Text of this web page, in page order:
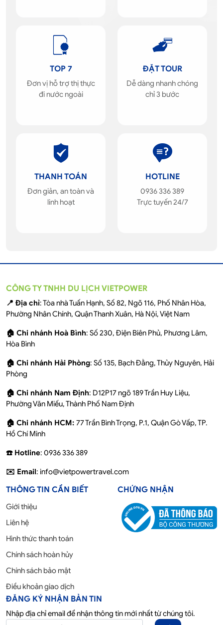
TOP 7
Đơn vị hỗ trợ thị thực
đi nước ngoài
ĐẶT TOUR
Dễ dàng nhanh chóng
chỉ 3 bước
THANH TOÁN
Đơn giản, an toàn và
linh hoạt
HOTLINE
0936 336 389
Trực tuyến 24/7
CÔNG TY TNHH DU LỊCH VIETPOWER
📍 Địa chỉ: Tòa nhà Tuấn Hạnh, Số 82, Ngõ 116, Phố Nhân Hòa,
Phường Nhân Chính, Quận Thanh Xuân, Hà Nội, Việt Nam
🏠 Chi nhánh Hoà Bình: Số 230, Điện Biên Phủ, Phương Lâm,
Hòa Bình
🏠 Chi nhánh Hải Phòng: Số 135, Bạch Đằng, Thủy Nguyên, Hải
Phòng
🏠 Chi nhánh Nam Định: D12P17 ngõ 189 Trần Huy Liệu,
Phường Văn Miếu, Thành Phố Nam Định
🏠 Chi nhánh HCM: 77 Trần Bình Trọng, P.1, Quận Gò Vấp, TP.
Hồ Chí Minh
☎️ Hotline: 0936 336 389
✉️ Email: info@vietpowertravel.com
THÔNG TIN CẦN BIẾT
Giới thiệu
Liên hệ
Hình thức thanh toán
Chính sách hoàn hủy
Chính sách bảo mật
Điều khoản giao dịch
CHỨNG NHẬN
ĐĂNG KÝ NHẬN BẢN TIN
Nhập địa chỉ email để nhận thông tin mới nhất từ chúng tôi.